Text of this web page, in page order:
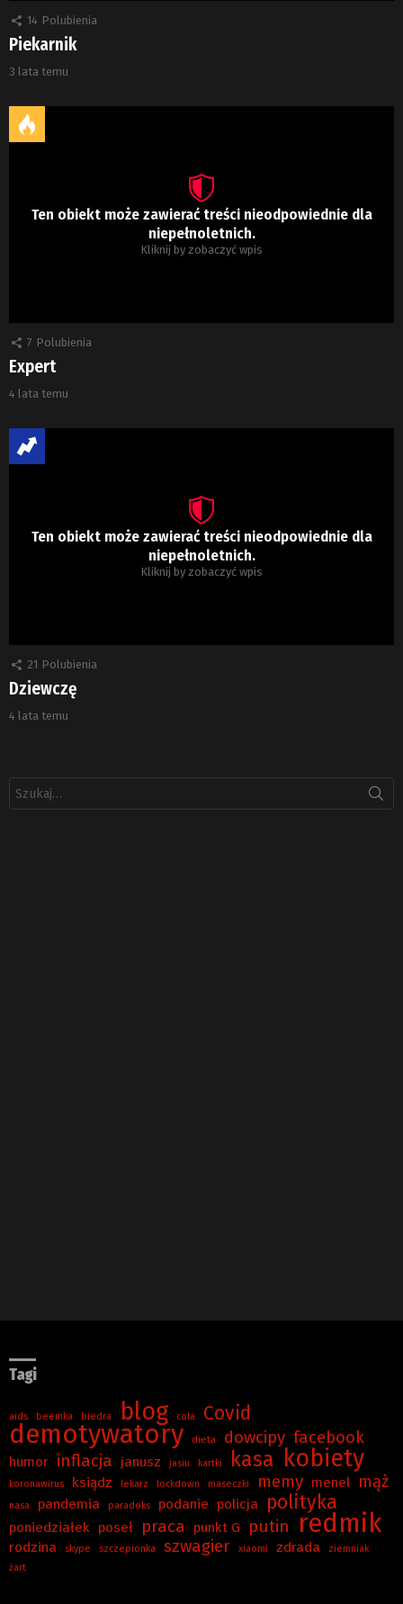
14 Polubienia
Piekarnik
3 lata temu
Ten obiekt może zawierać treści nieodpowiednie dla
niepełnoletnich.
Kliknij by zobaczyć wpis
7 Polubienia
Expert
4 lata temu
Ten obiekt może zawierać treści nieodpowiednie dla
niepełnoletnich.
Kliknij by zobaczyć wpis
21 Polubienia
Dziewczę
4 lata temu
Tagi
aids beemka biedra blog cola Covid
demotywatory dieta dowcipy facebook
humor inflacja janusz jasiu kartki kasa kobiety
koronawirus ksiądz lekarz lockdown maseczki memy menel mąż
nasa pandemia paradoks podanie policja polityka
poniedziałek poseł praca punkt G putin redmik
rodzina skype szczepionka szwagier xiaomi zdrada
ziemniak
żart